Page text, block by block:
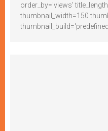
order_by='views'
thumbnail_width=150